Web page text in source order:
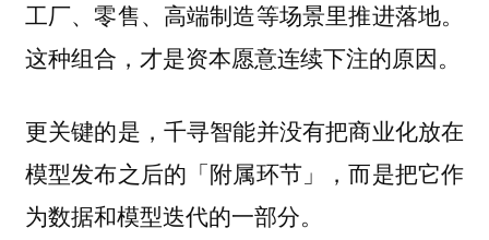
工厂、零售、高端制造等场景里推进落地。
这种组合，才是资本愿意连续下注的原因。
更关键的是，千寻智能并没有把商业化放在
模型发布之后的「附属环节」，而是把它作
为数据和模型迭代的一部分。